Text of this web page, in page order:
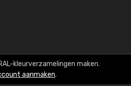
kleurverzamelingen maken.
aanmaken.
RAL K7 op